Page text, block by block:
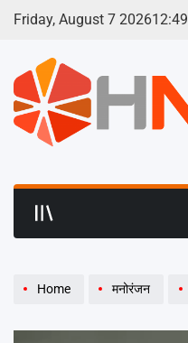
Skip
Friday, August 7 202612:49
Home मनोरंजन